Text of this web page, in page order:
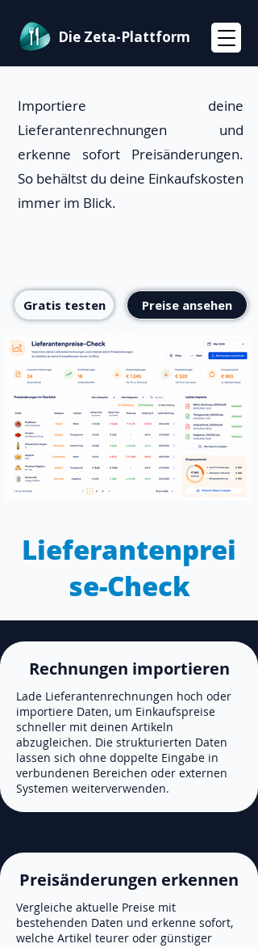
Die Zeta-Plattform
Importiere deine
Lieferantenrechnungen und
erkenne sofort Preisänderungen.
So behältst du deine Einkaufskosten
immer im Blick.
Gratis testen Preise ansehen
Lieferantenprei
se-Check
Rechnungen importieren
Lade Lieferantenrechnungen hoch oder
importiere Daten, um Einkaufspreise
schneller mit deinen Artikeln
abzugleichen. Die strukturierten Daten
lassen sich ohne doppelte Eingabe in
verbundenen Bereichen oder externen
Systemen weiterverwenden.
Preisänderungen erkennen
Vergleiche aktuelle Preise mit
bestehenden Daten und erkenne sofort,
welche Artikel teurer oder günstiger